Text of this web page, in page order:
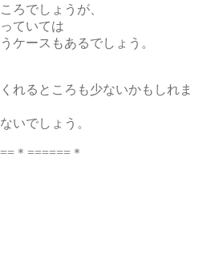
ろでしょうが、
ていては
ケースもあるでしょう。
れるところも少ないかもしれま
いでしょう。
＊======＊